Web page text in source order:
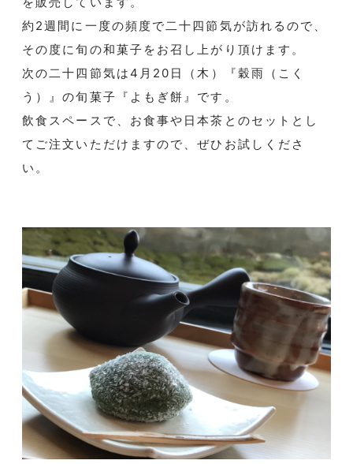
約2週間に一度の頻度で二十四節気が訪れるので、
その度に旬の和菓子をお召し上がり頂けます。
次の二十四節気は4月20日（木）『穀雨（こく
う）』の旬菓子『よもぎ餅』です。
飲食スペースで、お食事や日本茶とのセットとし
てご注文いただけますので、ぜひお試しくださ
い。